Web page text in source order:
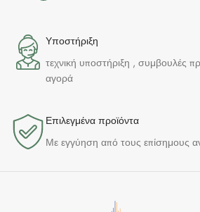
Υποστήριξη
τεχνική υποστήριξη , συμβουλές
αγορά
Επιλεγμένα προϊόντα​
Με εγγύηση από τους επίσημους